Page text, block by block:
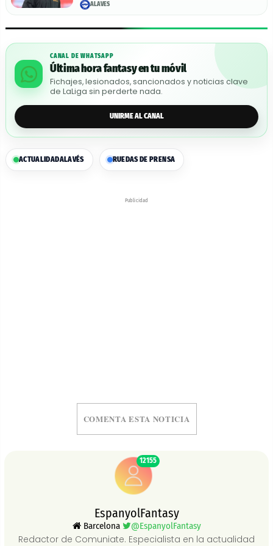
ALAVÉS
CANAL DE WHATSAPP
Última hora fantasy en tu móvil
Fichajes, lesionados, sancionados y noticias clave
de LaLiga sin perderte nada.
UNIRME AL CANAL
ACTUALIDADALAVÉS RUEDAS DE PRENSA
Publicidad
COMENTA ESTA NOTICIA
12155
EspanyolFantasy
Barcelona @EspanyolFantasy
Redactor de Comuniate. Especialista en la actualidad